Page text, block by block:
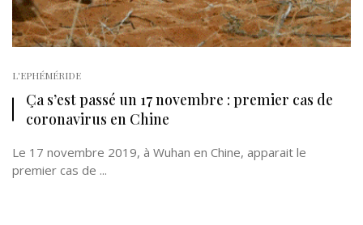
L'EPHÉMÉRIDE
Ça s’est passé un 17 novembre : premier cas de
coronavirus en Chine
Le 17 novembre 2019, à Wuhan en Chine, apparait le
premier cas de ...